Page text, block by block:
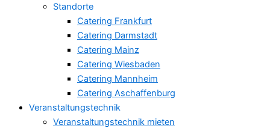
Standorte
Catering Frankfurt
Catering Darmstadt
Catering Mainz
Catering Wiesbaden
Catering Mannheim
Catering Aschaffenburg
Veranstaltungstechnik
Veranstaltungstechnik mieten